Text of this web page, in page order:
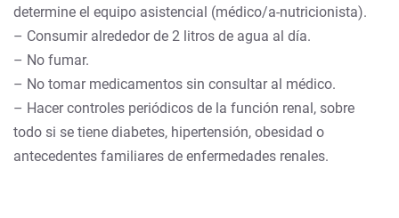
determine el equipo asistencial (médico/a-nutricionista).
– Consumir alrededor de 2 litros de agua al día.
– No fumar.
– No tomar medicamentos sin consultar al médico.
– Hacer controles periódicos de la función renal, sobre
todo si se tiene diabetes, hipertensión, obesidad o
antecedentes familiares de enfermedades renales.